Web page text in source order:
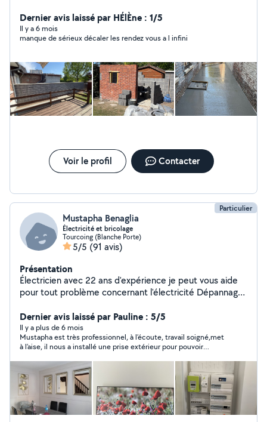
je fait plein d'autre chose ........ merci avec une garantie
décennale nouveau concept terrasse en béton
imprimer c'est magnifique durable
Dernier avis laissé par HÉlÈne : 1/5
Il y a 6 mois
manque de sérieux décaler les rendez vous a l infini
Voir le profil Contacter
Particulier
Mustapha Benaglia
Électricité et bricolage
Tourcoing (Blanche Porte)
5/5 (91 avis)
Présentation
Électricien avec 22 ans d'expérience je peut vous aide
pour tout problème concernant l'électricité Dépannage
qualifié. électricien avec plus années d'expérience. Et
tous ce qui es manuel.dans le bricolage
Dernier avis laissé par Pauline : 5/5
Il y a plus de 6 mois
Mustapha est très professionnel, à l’écoute, travail soigné,met
à l’aise, il nous a installé une prise extérieur pour pouvoir
avait au niveau des prises, plusieurs prises à l’étage n’allez pas, il
a su trouver la panne. Travail soigné et propre. Merci à lui, je le
reprendrai si jamais il me refaut quelque chose.